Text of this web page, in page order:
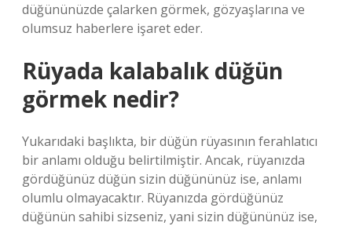
düğününüzde çalarken görmek, gözyaşlarına ve
olumsuz haberlere işaret eder.
Rüyada kalabalık düğün
görmek nedir?
Yukarıdaki başlıkta, bir düğün rüyasının ferahlatıcı
bir anlamı olduğu belirtilmiştir. Ancak, rüyanızda
gördüğünüz düğün sizin düğününüz ise, anlamı
olumlu olmayacaktır. Rüyanızda gördüğünüz
düğünün sahibi sizseniz, yani sizin düğününüz ise,